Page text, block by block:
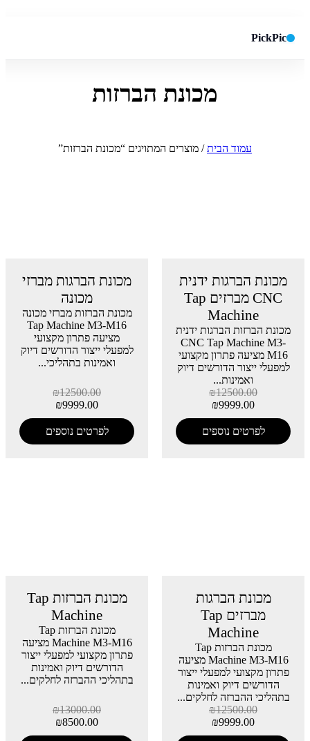
PickPic
חפש
מכונת הברזות
עמוד הבית/ מוצרים המתויגים “מכונת הברזות”
מכונת הברגות ידנית
CNC מברזים Tap
Machine
מכונת הברזות הברגות ידנית
CNC Tap Machine M3-
M16 מציעה פתרון מקצועי
למפעלי ייצור הדורשים דיוק
ואמינות...
₪12500.00
₪9999.00
לפרטים נוספים
מכונת הברגות מברזי
מכונה
מכונת הברזות מברזי מכונה
Tap Machine M3-M16
מציעה פתרון מקצועי
למפעלי ייצור הדורשים דיוק
ואמינות בתהליכי...
₪12500.00
₪9999.00
לפרטים נוספים
מכונת הברגות
מברזים Tap
Machine
מכונת הברזות Tap
Machine M3-M16 מציעה
פתרון מקצועי למפעלי ייצור
הדורשים דיוק ואמינות
בתהליכי ההברזה לחלקים...
₪12500.00
₪9999.00
מכונת הברזות Tap
Machine
מכונת הברזות Tap
Machine M3-M16 מציעה
פתרון מקצועי למפעלי ייצור
הדורשים דיוק ואמינות
בתהליכי ההברזה לחלקים...
₪13000.00
₪8500.00